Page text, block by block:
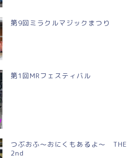
第9回ミラクルマジックまつり
第1回MRフェスティバル
つぶおふ～おにくもあるよ～ THE
2nd